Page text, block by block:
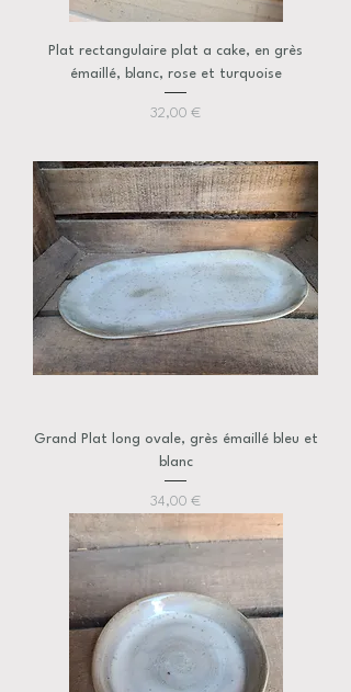
Plat rectangulaire plat a cake, en grès
émaillé, blanc, rose et turquoise
Prix
32,00 €
Grand Plat long ovale, grès émaillé bleu et
blanc
Prix
34,00 €